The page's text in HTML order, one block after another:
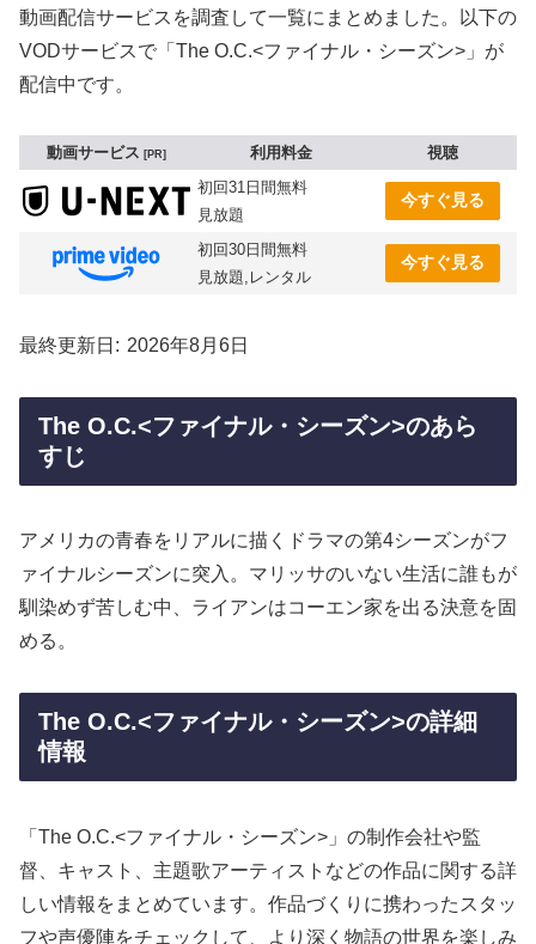
動画配信サービスを調査して一覧にまとめました。以下の
VODサービスで「The O.C.<ファイナル・シーズン>」が
配信中です。
動画サービス PR 利用料金
視聴
初回31日間無料
見放題
今すぐ見る
初回30日間無料
見放題,レンタル
今すぐ見る
最終更新日 2026年8月6日
The O.C.<ファイナル・シーズン>のあら
すじ
アメリカの青春をリアルに描くドラマの第4シーズンがフ
ァイナルシーズンに突入。マリッサのいない生活に誰もが
馴染めず苦しむ中、ライアンはコーエン家を出る決意を固
める。
The O.C.<ファイナル・シーズン>の詳細
情報
「The O.C.<ファイナル・シーズン>」の制作会社や監
督、キャスト、主題歌アーティストなどの作品に関する詳
しい情報をまとめています。作品づくりに携わったスタッ
フや声優陣をチェックして、より深く物語の世界を楽しみ